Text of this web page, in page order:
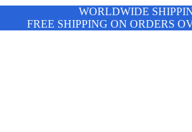
WORLDWIDE
FREE SHIPPING ON ORDERS